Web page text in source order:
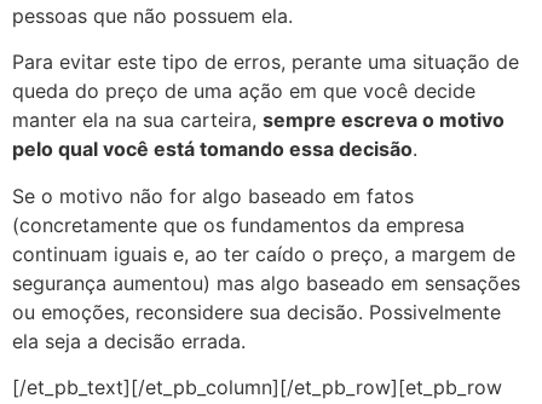
pessoas que não possuem ela.
Para evitar este tipo de erros, perante uma situação de
queda do preço de uma ação em que você decide
manter ela na sua carteira, sempre escreva o motivo
pelo qual você está tomando essa decisão.
Se o motivo não for algo baseado em fatos
(concretamente que os fundamentos da empresa
continuam iguais e, ao ter caído o preço, a margem de
segurança aumentou) mas algo baseado em sensações
ou emoções, reconsidere sua decisão. Possivelmente
ela seja a decisão errada.
[/et_pb_text][/et_pb_column][/et_pb_row][et_pb_row